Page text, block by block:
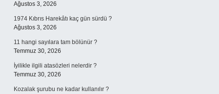
Ağustos 3, 2026
1974 Kıbrıs Harekâtı kaç gün sürdü ?
Ağustos 3, 2026
11 hangi sayılara tam bölünür ?
Temmuz 30, 2026
İyilikle ilgili atasözleri nelerdir ?
Temmuz 30, 2026
Kozalak şurubu ne kadar kullanılır ?